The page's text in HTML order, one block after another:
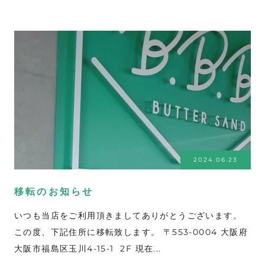
2024.06.23
移転のお知らせ
いつも当店をご利用頂きましてありがとうございます。
この度、下記住所に移転致します。 〒553-0004 大阪府
大阪市福島区玉川4-15-1 2F 現在...